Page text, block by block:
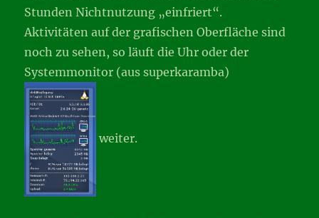
Stunden Nichtnutzung „einfriert“.
Aktivitäten auf der grafischen Oberfläche sind
noch zu sehen, so läuft die Uhr oder der
Systemmonitor (aus superkaramba)
weiter.